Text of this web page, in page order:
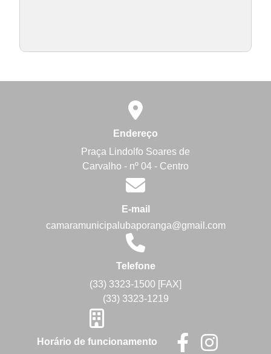
Endereço
Praça Lindolfo Soares de
Carvalho - nº 04 - Centro
E-mail
camaramunicipalubaporanga@gmail.com
Telefone
(33) 3323-1500 [FAX]
(33) 3323-1219
Horário de funcionamento